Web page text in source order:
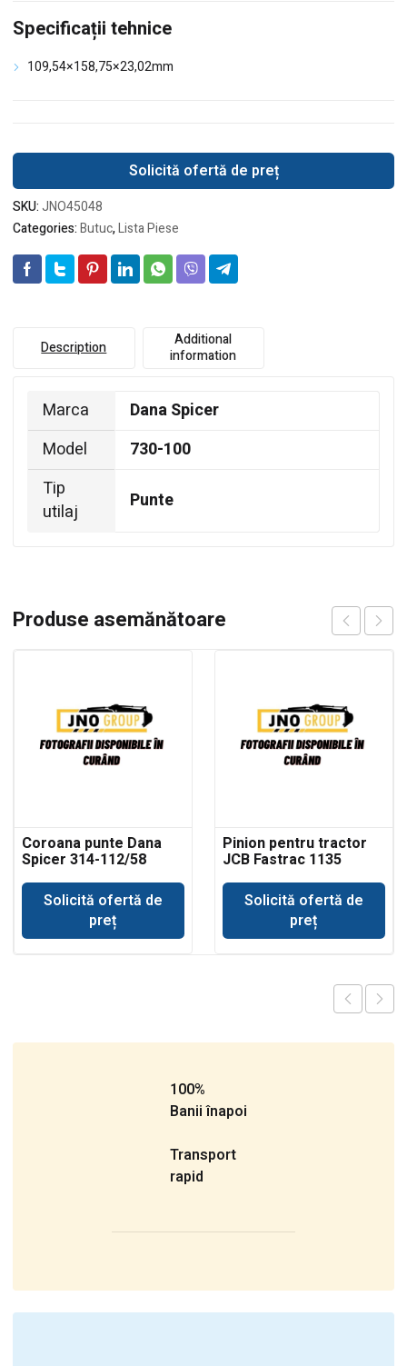
Specificații tehnice
109,54×158,75×23,02mm
Solicită ofertă de preț
SKU:JNO45048
Categories:Butuc,Lista Piese
Description
Additional
information
Marca
Dana Spicer
Model
730-100
Tip
utilaj
Punte
Produse asemănătoare
Coroana punte Dana
Spicer 314-112/58
Solicită ofertă de
preț
Pinion pentru tractor
JCB Fastrac 1135
Solicită ofertă de
preț
100%
Banii înapoi
Transport
rapid